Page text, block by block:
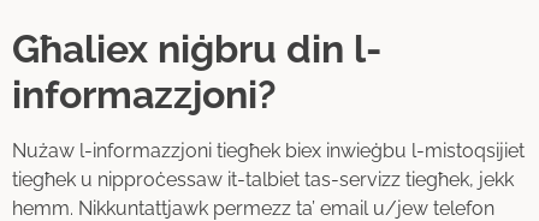
Għaliex niġbru din l-
informazzjoni?
Nużaw l-informazzjoni tiegħek biex inwieġbu l-mistoqsijiet
tiegħek u nipproċessaw it-talbiet tas-servizz tiegħek, jekk
hemm. Nikkuntattjawk permezz ta’ email u/jew telefon